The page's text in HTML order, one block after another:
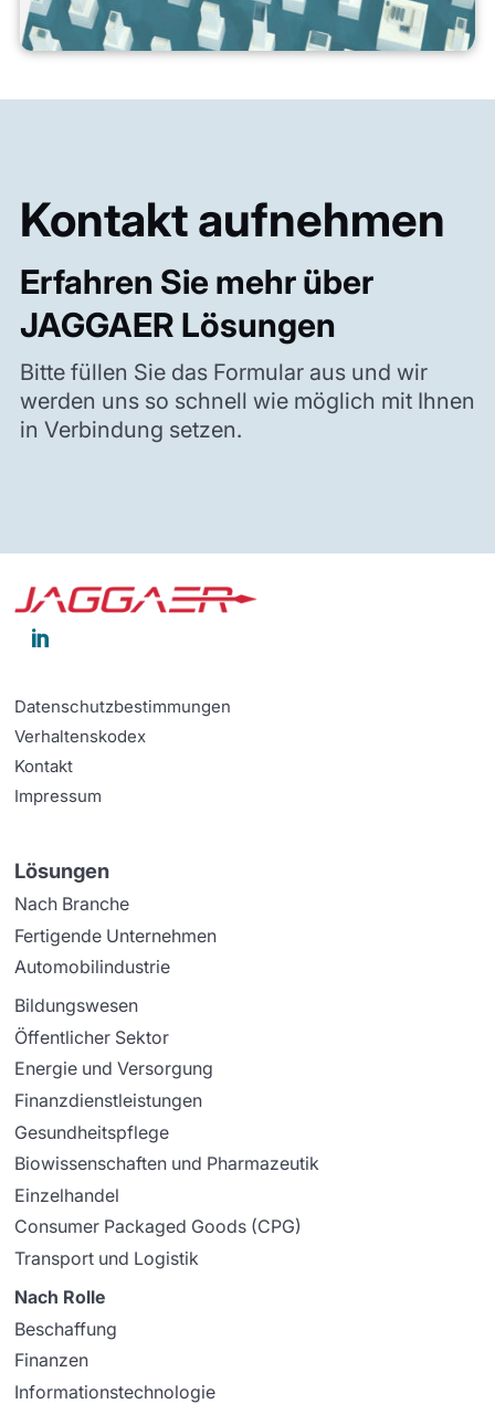
Kontakt aufnehmen
Erfahren Sie mehr über
JAGGAER Lösungen
Bitte füllen Sie das Formular aus und wir
werden uns so schnell wie möglich mit Ihnen
in Verbindung setzen.

Datenschutzbestimmungen
Verhaltenskodex
Kontakt
Impressum
Lösungen
Nach Branche
Fertigende Unternehmen
Automobilindustrie
Bildungswesen
Öffentlicher Sektor
Energie und Versorgung
Finanzdienstleistungen
Gesundheitspflege
Biowissenschaften und Pharmazeutik
Einzelhandel
Consumer Packaged Goods (CPG)
Transport und Logistik
Nach Rolle
Beschaffung
Finanzen
Informationstechnologie